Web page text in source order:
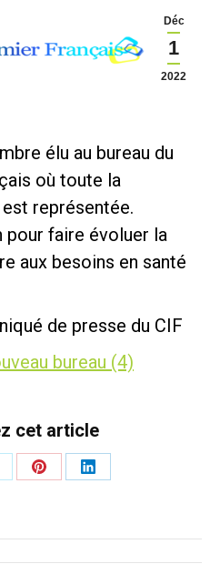
Déc
1
2022
élu au bureau du
où toute la
représentée.
pour faire évoluer la
aux besoins en santé
de presse du CIF
bureau (4)
cet article
PartagerPartager